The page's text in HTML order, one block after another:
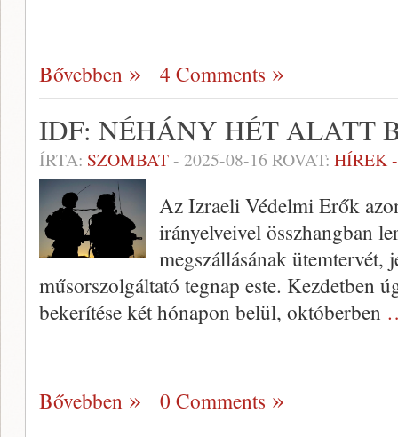
Bővebben 4 Comments
IDF: NÉHÁNY HÉT ALATT
ÍRTA: SZOMBAT- 2025-08-16 ROVAT: HÍREK
Az Izraeli Védelmi Erők
irányelveivel összhangban
megszállásának
műsorszolgáltató tegnap este. Kezdetben
bekerítése két hónapon belül, októberben
Bővebben 0 Comments